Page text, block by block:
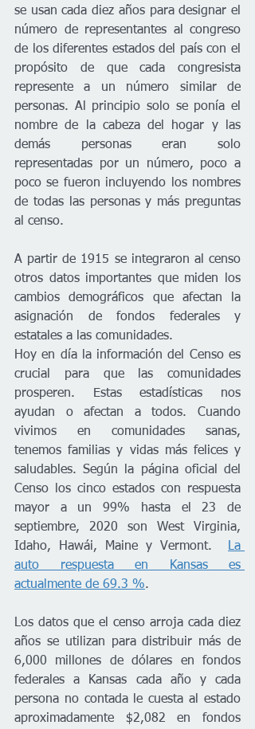
se usan cada diez años para designar el
número de representantes al congreso
de los diferentes estados del país con el
propósito de que cada congresista
represente a un número similar de
personas. Al principio solo se ponía el
nombre de la cabeza del hogar y las
demás personas eran solo
representadas por un número, poco a
poco se fueron incluyendo los nombres
de todas las personas y más preguntas
al censo.
A partir de 1915 se integraron al censo
otros datos importantes que miden los
cambios demográficos que afectan la
asignación de fondos federales y
estatales a las comunidades.
Hoy en día la información del Censo es
crucial para que las comunidades
prosperen. Estas estadísticas nos
ayudan o afectan a todos. Cuando
vivimos en comunidades sanas,
tenemos familias y vidas más felices y
saludables. Según la página oficial del
Censo los cinco estados con respuesta
mayor a un 99% hasta el 23 de
septiembre, 2020 son West Virginia,
Idaho, Hawái, Maine y Vermont.
La
auto respuesta en Kansas es
actualmente de 69.3 %.
Los datos que el censo arroja cada diez
años se utilizan para distribuir más de
6,000 millones de dólares en fondos
federales a Kansas cada año y cada
persona no contada le cuesta al estado
aproximadamente $2,082 en fondos